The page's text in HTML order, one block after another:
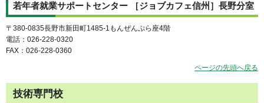
若年者就業サポートセンター ［ジョブカフェ信州］長野分室
〒380-0835長野市新田町1485-1もんぜんぷら座4階
電話：026-228-0320
FAX：026-228-0360
ページの先頭へ戻る
技術専門校